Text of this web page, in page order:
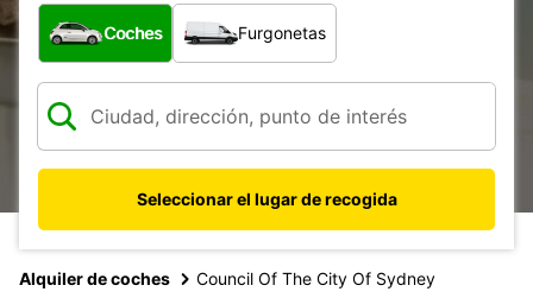
¿Qué tipo de vehículo?
Coches Furgonetas
Seleccionar el lugar de recogida
Alquiler de coches Council Of The City Of Sydney